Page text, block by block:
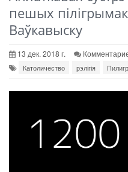
пешых
Ваўкавыску
13 дек. 2018 г.
Католичество рэлігія